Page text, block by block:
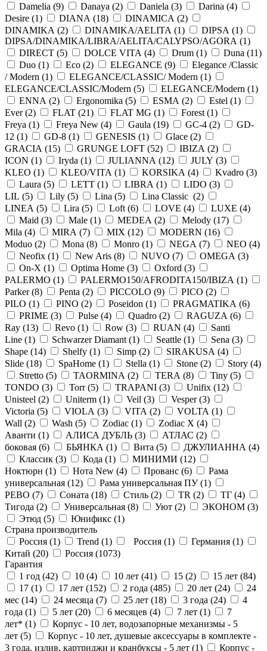
Damelia (9) Danaya (2) Daniela (3) Darina (4)
Desire (1) DIANA (18) DINAMICA (2)
DINAMIKA (2) DINAMIKA/AELITA (1) DIPSA (1)
DIPSA/DINAMIKA/LIBRA/AELITA/CALYPSO/AGORA (1)
DIRECT (5) DOLCE VITA (4) Drum (1) Duna (11)
Duo (1) Eco (2) ELEGANCE (9)
Elegance /Classic
/ Modern (1) ELEGANCE/CLASSIC/ Modern (1)
ELEGANCE/CLASSIC/Modern (5) ELEGANCE/Modern (1)
ENNA (2) Ergonomika (5) ESMA (2) Estel (1)
Ever (2) FLAT (21) FLAT MG (1) Forest (1)
Freya (1) Freya New (4) Gaula (19) GC-4 (2)
GD-
12 (1) GD-8 (1) GENESIS (1) Glace (2)
GRACIA (15) GRUNGE LOFT (52) IBIZA (2)
ICON (1) Iryda (1) JULIANNA (12) JULY (3)
KLEO (1) KLEO/VITA (1) KORSIKA (4) Kvadro (3)
Laura (5) LETT (1) LIBRA (1) LIDO (3)
LIL (5) Lily (5) Lina (5) Lina Classic (2)
LINEA (5) Lira (5) Loft (6) LOVE (4) LUXE (4)
Maid (3) Male (1) MEDEA (2) Melody (17)
Mila (4) MIRA (7) MIX (12) MODERN (16)
Moduo (2) Mona (8) Monro (1) NEGA (7) NEO (4)
Neofix (1) New Aris (8) NUVO (7) OMEGA (3)
On-X (1) Optima Home (3) Oxford (3)
PALERMO (1) PALERMO150/AFRODITA150/IBIZA (1)
Parker (8) Penta (2) PICCOLO (9) PICO (2)
PILO (1) PINO (2) Poseidon (1) PRAGMATIKA (6)
PRIME (3) Pulse (4) Quadro (2) RAGUZA (6)
Ray (13) Revo (1) Row (3) RUAN (4)
Santi
Line (1) Schwarzer Diamant (1) Seattle (1) Sena (3)
Shape (14) Shelfy (1) Simp (2) SIRAKUSA (4)
Slide (18) SpaHome (1) Stella (1) Stone (2) Story (4)
Stretto (5) TAORMINA (2) TERA (8) Tiny (5)
TONDO (3) Torr (5) TRAPANI (3) Unifix (12)
Unisteel (2) Uniterm (1) Veil (3) Vesper (3)
Victoria (5) VIOLA (3) VITA (2) VOLTA (1)
Wall (2) Wash (5) Zodiac (1) Zodiac X (4)
Аванти (1) АЛИСА ДУБЛЬ (3) АТЛАС (2)
боковая (6) БЬЯНКА (1) Вита (5) ДЖУЛИАННА (4)
Классик (3) Кода (1) МИНИМИ (12)
Ноктюрн (1) Нота New (4) Прованс (6)
Рама
универсальная (12) Рама универсальная ПУ (1)
РЕВО (7) Соната (18) Стиль (2) ТR (2) ТГ (4)
Тигода (2) Универсальная (8) Уют (2) ЭКОНОМ (3)
Этюд (5) Юнификс (1)
Страна производитель
Россия (1) Trend (1) Россия (1) Германия (1)
Китай (20) Россия (1073)
Гарантия
1 год (42) 10 (4) 10 лет (41) 15 (2) 15 лет (84)
17 (1) 17 лет (152) 2 года (485) 20 лет (24)
24
мес (14) 24 месяца (7) 25 лет (18) 3 года (24)
4
года (1) 5 лет (20) 6 месяцев (4) 7 лет (1)
7
лет* (1)
Корпус - 10 лет, водозапорные механизмы - 5
лет (5)
Корпус - 10 лет, душевые аксессуары в комплекте -
3 года, излив, картриджи и кранбуксы - 5 лет (1) Корпус -